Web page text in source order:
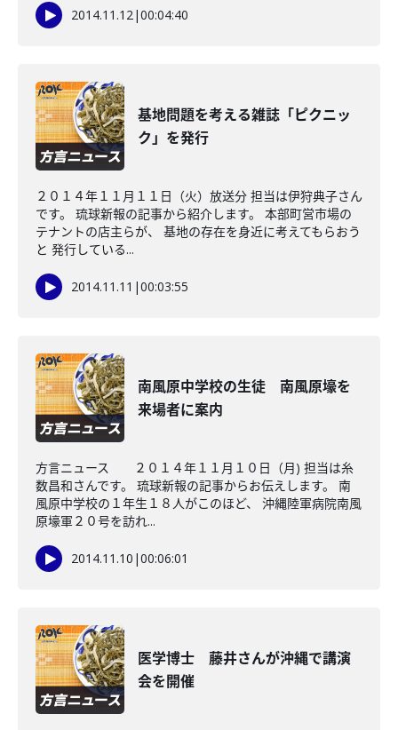
2014.11.12|00:04:40
基地問題を考える雑誌「ピクニッ
ク」を発行
２０１４年１１月１１日（火）放送分 担当は伊狩典子さん
です。 琉球新報の記事から紹介します。 本部町営市場の
テナントの店主らが、 基地の存在を身近に考えてもらおう
と 発行している...
2014.11.11 |00:03:55
南風原中学校の生徒 南風原壕を
来場者に案内
方言ニュース ２０１４年１１月１０日（月) 担当は糸
数昌和さんです。 琉球新報の記事からお伝えします。 南
風原中学校の１年生１８人がこのほど、 沖縄陸軍病院南風
原壕軍２０号を訪れ...
2014.11.10 |00:06:01
医学博士 藤井さんが沖縄で講演
会を開催